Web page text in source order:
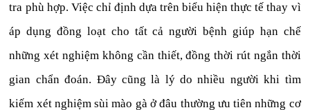
tra phù hợp. Việc chỉ định dựa trên biểu hiện thực tế thay vì
áp dụng đồng loạt cho tất cả người bệnh giúp hạn chế
những xét nghiệm không cần thiết, đồng thời rút ngắn thời
gian chẩn đoán. Đây cũng là lý do nhiều người khi tìm
kiếm xét nghiệm sùi mào gà ở đâu thường ưu tiên những cơ